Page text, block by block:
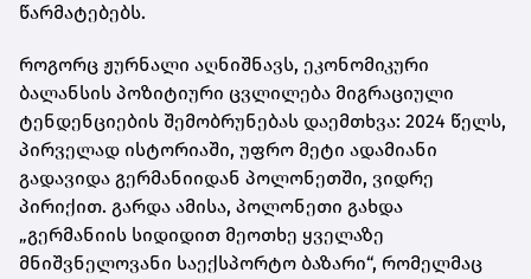
წარმატებებს.
როგორც ჟურნალი აღნიშნავს, ეკონომიკური
ბალანსის პოზიტიური ცვლილება მიგრაციული
ტენდენციების შემობრუნებას დაემთხვა: 2024 წელს,
პირველად ისტორიაში, უფრო მეტი ადამიანი
გადავიდა გერმანიიდან პოლონეთში, ვიდრე
პირიქით. გარდა ამისა, პოლონეთი გახდა
„გერმანიის სიდიდით მეოთხე ყველაზე
მნიშვნელოვანი საექსპორტო ბაზარი“, რომელმაც